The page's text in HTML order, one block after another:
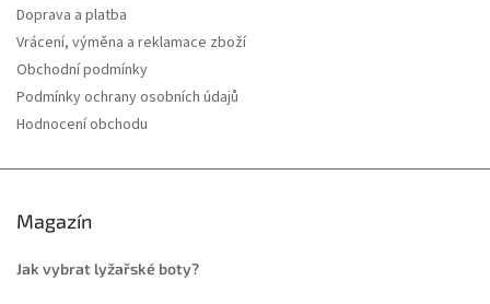
Doprava a platba
Vrácení, výměna a reklamace zboží
Obchodní podmínky
Podmínky ochrany osobních údajů
Hodnocení obchodu
Magazín
Jak vybrat lyžařské boty?